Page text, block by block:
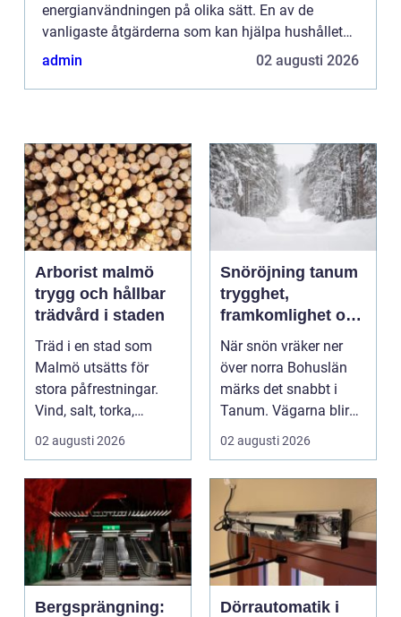
energianvändningen på olika sätt. En av de
vanligaste åtgärderna som kan hjälpa hushållet
att sänka energikostnaderna rejält är installation
admin 02 augusti 2026
Arborist malmö
trygg och hållbar
trädvård i staden
Träd i en stad som
Malmö utsätts för
stora påfrestningar.
Vind, salt, torka,
markarbeten och
byggpro...
02 augusti 2026
Snöröjning tanum
trygghet,
framkomlighet och
mindre stress i
vintern
När snön vräker ner
över norra Bohuslän
märks det snabbt i
Tanum. Vägarna blir
smalare, parkeringar ...
02 augusti 2026
Bergsprängning:
Dörrautomatik i